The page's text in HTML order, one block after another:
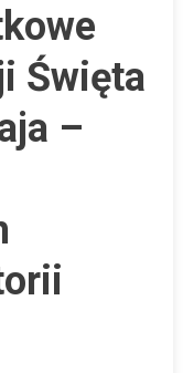
W
Brukseli
Święta
–